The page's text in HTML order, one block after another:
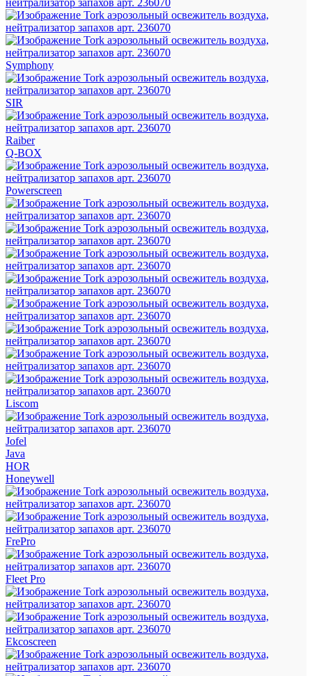
Symphony
SIR
Raiber
Q-BOX
Powerscreen
Liscom
Jofel
Java
HOR
Honeywell
FrePro
Fleet Pro
Ekcoscreen